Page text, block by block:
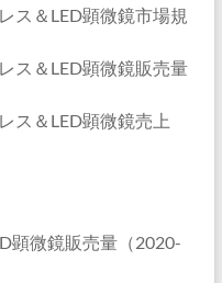
ス＆LED顕微鏡市場規
ス＆LED顕微鏡販売量
ス＆LED顕微鏡売上
顕微鏡販売量（2020-